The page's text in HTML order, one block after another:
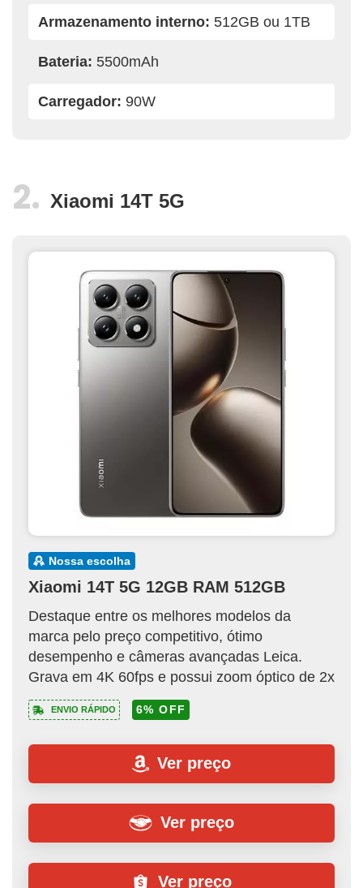
Armazenamento interno: 512GB ou 1TB
Bateria: 5500mAh
Carregador: 90W
Xiaomi 14T 5G
nossa escolha
Xiaomi 14T 5G 12GB RAM 512GB
Destaque entre os melhores modelos da
marca pelo preço competitivo, ótimo
desempenho e câmeras avançadas Leica.
Grava em 4K 60fps e possui zoom óptico de 2x
ENVIO RÁPIDO 6% OFF
Ver preço
Ver preço
Ver preço